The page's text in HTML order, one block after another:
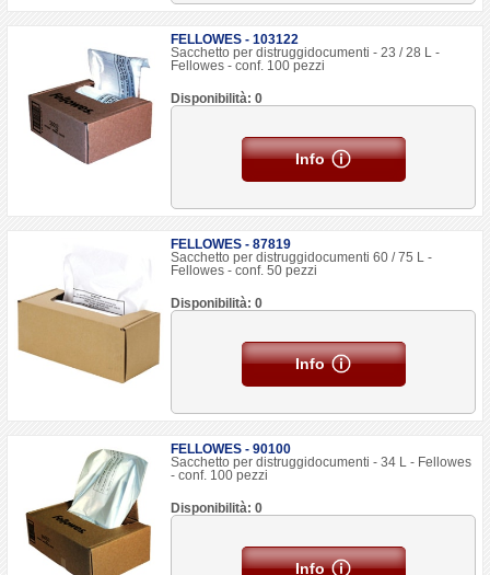
FELLOWES - 103122
Sacchetto per distruggidocumenti - 23 / 28 L -
Fellowes - conf. 100 pezzi
Disponibilità: 0
Info
FELLOWES - 87819
Sacchetto per distruggidocumenti 60 / 75 L -
Fellowes - conf. 50 pezzi
Disponibilità: 0
Info
FELLOWES - 90100
Sacchetto per distruggidocumenti - 34 L - Fellowes
- conf. 100 pezzi
Disponibilità: 0
Info